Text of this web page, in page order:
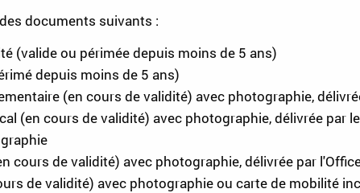
documents suivants :
(valide ou périmée depuis moins de 5 ans)
depuis moins de 5 ans)
(en cours de validité) avec photographie,
(en cours de validité) avec photographie, délivrée par
cours de validité) avec photographie, délivrée par
de validité) avec photographie ou carte de mobilité